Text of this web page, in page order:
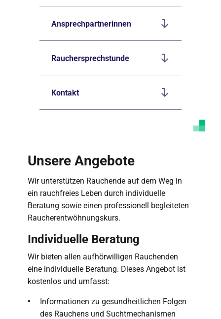
Ansprechpartnerinnen
Rauchersprechstunde
Kontakt
Unsere Angebote
Wir unterstützen Rauchende auf dem Weg in
ein rauchfreies Leben durch individuelle
Beratung sowie einen professionell begleiteten
Raucherentwöhnungskurs.
Individuelle Beratung
Wir bieten allen aufhörwilligen Rauchenden
eine individuelle Beratung. Dieses Angebot ist
kostenlos und umfasst:
Informationen zu gesundheitlichen Folgen
des Rauchens und Suchtmechanismen